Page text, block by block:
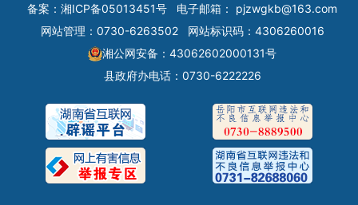
备案： 湘ICP备05013451号 电子邮箱： pjzwgkb@163.com
网站管理：0730-6263502
网站标识码：4306260016
湘公网安备：43062602000131号
县政府办电话：0730-6222226